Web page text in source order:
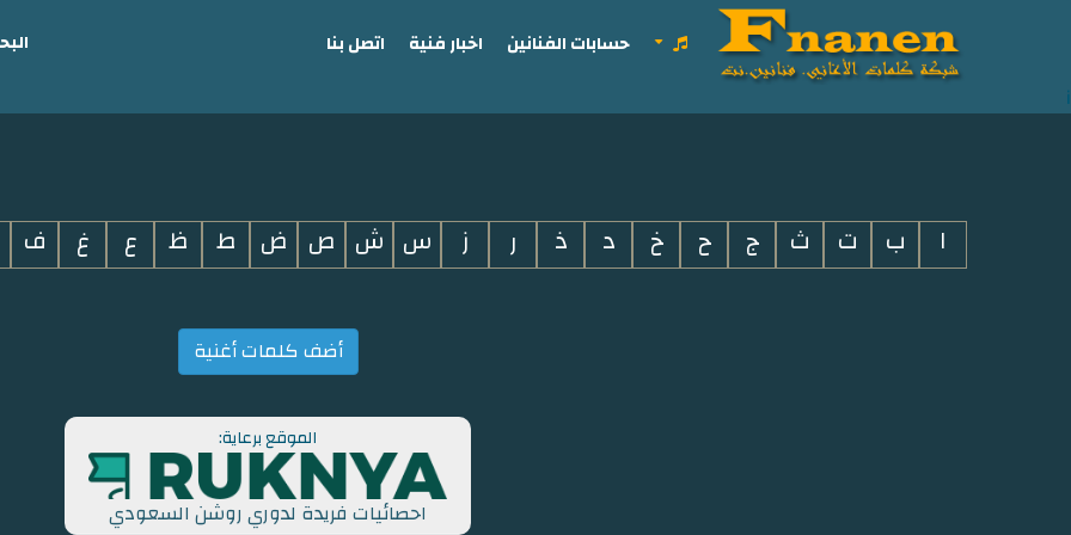
i
حسابات الفنانين اخبار فنية اتصل بنا
ا ب ت ث ج ح خ د ذ ر ز س ش ص ض ط ظ ع غ ف
أضف كلمات أغنية
الموقع برعاية:
احصائيات فريدة لدوري روشن السعودي